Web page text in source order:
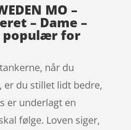
MO –
– Dame –
populær for
når du
er du stillet lidt bedre,
er underlagt en
følge. Loven siger,